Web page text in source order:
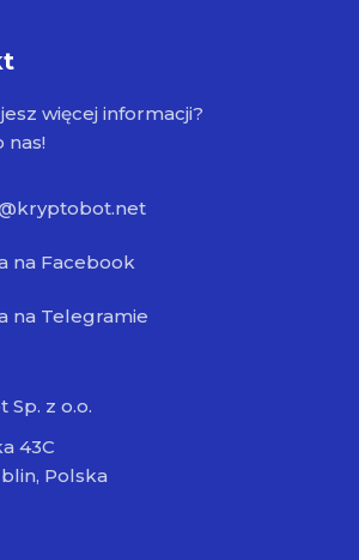
więcej informacji?
nas!
na Facebook
na Telegramie
Sp. z o.o.
43C
Polska